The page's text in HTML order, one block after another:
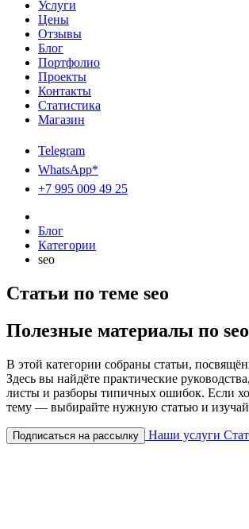
Услуги
Цены
Отзывы
Блог
Портфолио
Проекты
Контакты
Статистика
Магазин
Telegram
WhatsApp*
+7 995 009 49 25
Блог
Категории
seo
Статьи по теме seo
Полезные материалы по seo
В этой категории собраны статьи,
Здесь вы найдёте практические
листы и разборы типичных ошибок. Если
тему — выбирайте нужную статью и
Подписаться на рассылку Наши услуги